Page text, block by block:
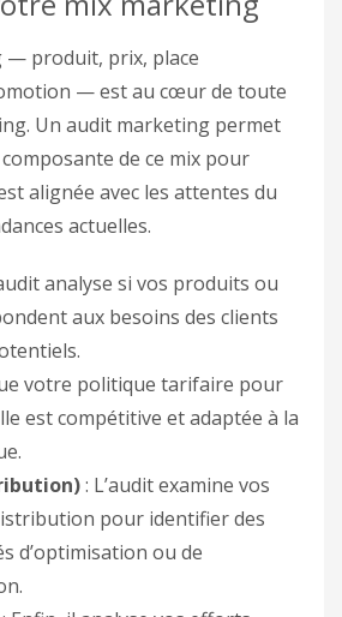
— produit, prix, place
— est au cœur de toute
Un audit marketing permet
composante de ce mix pour
alignée avec les attentes du
actuelles.
analyse si vos produits ou
aux besoins des clients
votre politique tarifaire pour
est compétitive et adaptée à la
: L’audit examine vos
pour identifier des
d’optimisation ou de